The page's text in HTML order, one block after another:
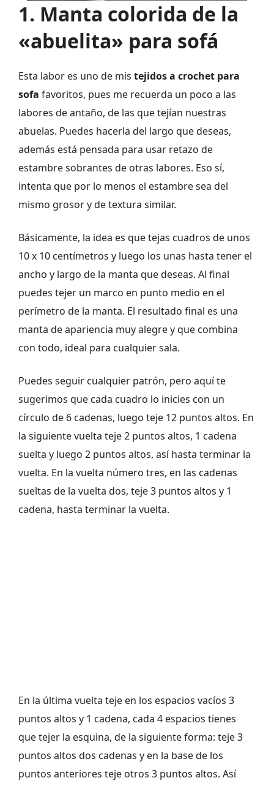
1. Manta colorida de la
«abuelita» para sofá
Esta labor es uno de mis tejidos a crochet para
sofa favoritos, pues me recuerda un poco a las
labores de antaño, de las que tejían nuestras
abuelas. Puedes hacerla del largo que deseas,
además está pensada para usar retazo de
estambre sobrantes de otras labores. Eso sí,
intenta que por lo menos el estambre sea del
mismo grosor y de textura similar.
Básicamente, la idea es que tejas cuadros de unos
10 x 10 centímetros y luego los unas hasta tener el
ancho y largo de la manta que deseas. Al final
puedes tejer un marco en punto medio en el
perímetro de la manta. El resultado final es una
manta de apariencia muy alegre y que combina
con todo, ideal para cualquier sala.
Puedes seguir cualquier patrón, pero aquí te
sugerimos que cada cuadro lo inicies con un
círculo de 6 cadenas, luego teje 12 puntos altos. En
la siguiente vuelta teje 2 puntos altos, 1 cadena
suelta y luego 2 puntos altos, así hasta terminar la
vuelta. En la vuelta número tres, en las cadenas
sueltas de la vuelta dos, teje 3 puntos altos y 1
cadena, hasta terminar la vuelta.
En la última vuelta teje en los espacios vacíos 3
puntos altos y 1 cadena, cada 4 espacios tienes
que tejer la esquina, de la siguiente forma: teje 3
puntos altos dos cadenas y en la base de los
puntos anteriores teje otros 3 puntos altos. Así